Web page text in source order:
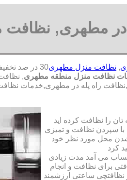
مطهری, نظافت
, نظافت منزل مطهری
نظافت منزل منطقه مطهری,
,نظافت راه پله در مطهری,خدمات
را نظافت کرده اید
سپردن نظافت و تمیزی
شدن محل مورد نظر خود
کرد
می آمد مدت زیادی
برای نظافت و انجام
نظافتچی ساعتی ارزشمند